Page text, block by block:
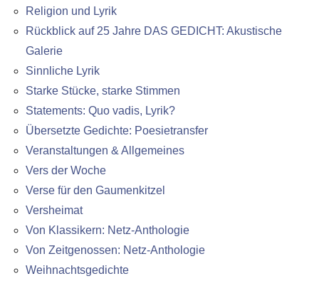
Religion und Lyrik
Rückblick auf 25 Jahre DAS GEDICHT: Akustische
Galerie
Sinnliche Lyrik
Starke Stücke, starke Stimmen
Statements: Quo vadis, Lyrik?
Übersetzte Gedichte: Poesietransfer
Veranstaltungen & Allgemeines
Vers der Woche
Verse für den Gaumenkitzel
Versheimat
Von Klassikern: Netz-Anthologie
Von Zeitgenossen: Netz-Anthologie
Weihnachtsgedichte